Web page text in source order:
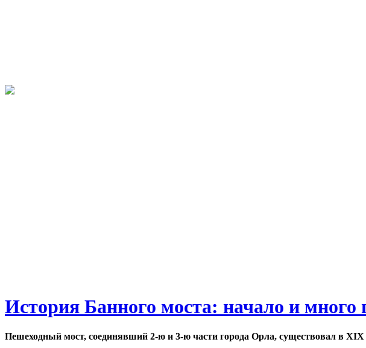
История Банного моста: начало и много
Пешеходный мост, соединявший 2-ю и 3-ю части города Орла, существовал в